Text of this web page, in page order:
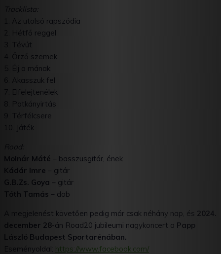
Tracklista:
1. Az utolsó rapszódia
2. Hétfő reggel
3. Tévút
4. Őrző szemek
5. Élj a mának
6. Akasszuk fel
7. Elfelejtenélek
8. Patkányirtás
9. Térfélcsere
10. Játék
Road:
Molnár Máté – basszusgitár, ének
Kádár Imre – gitár
G.B.Zs. Goya – gitár
Tóth Tamás – dob
A megjelenést követően pedig már csak néhány nap, és 2024.
december 28-án Road20 jubileumi nagykoncert a Papp
László Budapest Sportarénában.
Eseményoldal: https://www.facebook.com/